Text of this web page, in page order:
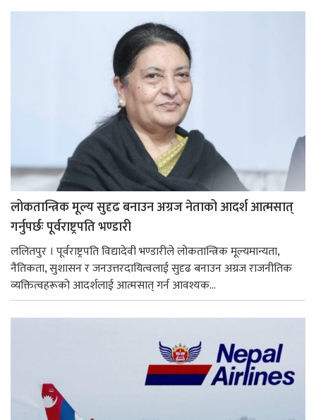
लोकतान्त्रिक मूल्य सुदृढ बनाउन अग्रज नेताको आदर्श आत्मसात्
गर्नुपर्छः पूर्वराष्ट्रपति भण्डारी
ललितपुर । पूर्वराष्ट्रपति विद्यादेवी भण्डारीले लोकतान्त्रिक मूल्यमान्यता,
नैतिकता, सुशासन र जनउत्तरदायित्वलाई सुदृढ बनाउन अग्रज राजनीतिक
व्यक्तित्वहरूको आदर्शलाई आत्मसात् गर्न आवश्यक...